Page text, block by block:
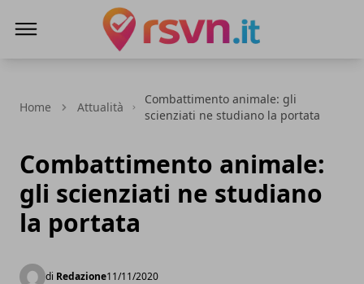
Home Attualità
Combattimento animale: gli
scienziati ne studiano la portata
Combattimento animale:
gli scienziati ne studiano
la portata
di Redazione11/11/2020